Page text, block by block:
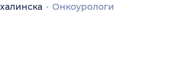
Онкоурологи